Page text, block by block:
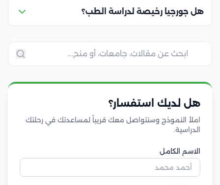
هل جورجيا رخيصة لدراسة الطب؟
هل لديك استفسار؟
املأ النموذج وسنتواصل معك قريباً لمساعدتك في رحلتك
الدراسية.
الاسم الكامل